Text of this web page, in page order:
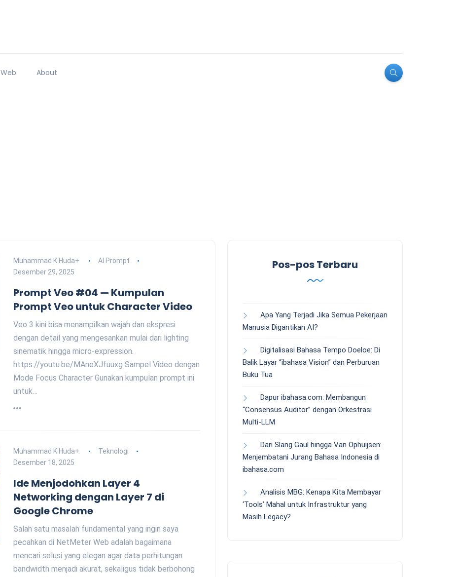
Web About
Muhammad K Huda+
AI Prompt
Desember 29, 2025
Prompt Veo #04 — Kumpulan
Prompt Veo untuk Character Video
Veo 3 kini bisa menampilkan wajah dan ekspresi
dengan detail yang mengesankan mulai dari lighting
sinematik hingga micro-expression.
https://youtu.be/MAneXJfuuxg Sampel Video dengan
Mode Focus Character Gunakan kumpulan prompt ini
untuk…
Muhammad K Huda+
Teknologi
Desember 18, 2025
Ide Menjodohkan Layer 4
Networking dengan Layer 7 di
Google Chrome
Salah satu masalah fundamental yang ingin saya
pecahkan di NetMeter Web adalah bagaimana
mencari solusi yang elegan agar data perhitungan
bandwidth menjadi akurat, sekaligus tidak berbohong
Pos-pos Terbaru
Apa Yang Terjadi Jika Semua Pekerjaan
Manusia Digantikan AI?
Digitalisasi Bahasa Tempo Doeloe: Di
Balik Layar “ibahasa Vision” dan Perburuan
Buku Tua
Dapur ibahasa.com: Membangun
“Consensus Auditor” dengan Orkestrasi
Multi-LLM
Dari Slang Gaul hingga Van Ophuijsen:
Menjembatani Jurang Bahasa Indonesia di
ibahasa.com
Analisis MBG: Kenapa Kita Membayar
‘Tools’ Mahal untuk Infrastruktur yang
Masih Legacy?